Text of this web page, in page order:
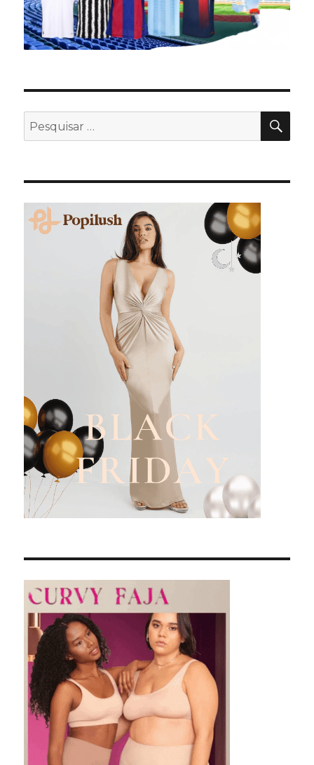
Pesquisar
por: